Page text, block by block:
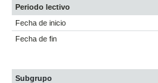
Periodo lectivo
Fecha de inicio
Fecha de fin
Subgrupo